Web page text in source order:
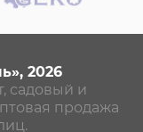
2026
садовый и
продажа